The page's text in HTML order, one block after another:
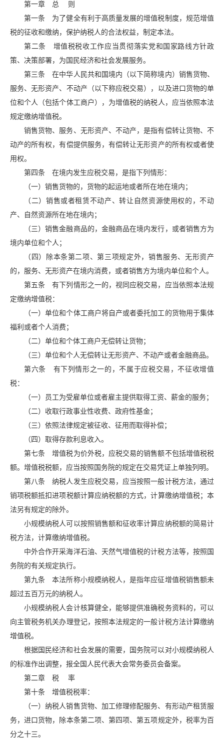
第一章 总 则
第一条 为了健全有利于高质量发展的增值税制度，规范增值
税的征收和缴纳，保护纳税人的合法权益，制定本法。
第二条 增值税税收工作应当贯彻落实党和国家路线方针政
策、决策部署，为国民经济和社会发展服务。
第三条 在中华人民共和国境内（以下简称境内）销售货物、
服务、无形资产、不动产（以下称应税交易），以及进口货物的单
位和个人（包括个体工商户），为增值税的纳税人，应当依照本法
规定缴纳增值税。
销售货物、服务、无形资产、不动产，是指有偿转让货物、不
动产的所有权，有偿提供服务，有偿转让无形资产的所有权或者使
用权。
第四条 在境内发生应税交易，是指下列情形：
（一）销售货物的，货物的起运地或者所在地在境内；
（二）销售或者租赁不动产、转让自然资源使用权的，不动
产、自然资源所在地在境内；
（三）销售金融商品的，金融商品在境内发行，或者销售方为
境内单位和个人；
（四）除本条第二项、第三项规定外，销售服务、无形资产
的，服务、无形资产在境内消费，或者销售方为境内单位和个人。
第五条 有下列情形之一的，视同应税交易，应当依照本法规
定缴纳增值税：
（一）单位和个体工商户将自产或者委托加工的货物用于集体
福利或者个人消费；
（二）单位和个体工商户无偿转让货物；
（三）单位和个人无偿转让无形资产、不动产或者金融商品。
第六条 有下列情形之一的，不属于应税交易，不征收增值
税：
（一）员工为受雇单位或者雇主提供取得工资、薪金的服务；
（二）收取行政事业性收费、政府性基金；
（三）依照法律规定被征收、征用而取得补偿；
（四）取得存款利息收入。
第七条 增值税为价外税，应税交易的销售额不包括增值税税
额。增值税税额，应当按照国务院的规定在交易凭证上单独列明。
第八条 纳税人发生应税交易，应当按照一般计税方法，通过
销项税额抵扣进项税额计算应纳税额的方式，计算缴纳增值税；本
法另有规定的除外。
小规模纳税人可以按照销售额和征收率计算应纳税额的简易计
税方法，计算缴纳增值税。
中外合作开采海洋石油、天然气增值税的计税方法等，按照国
务院的有关规定执行。
第九条 本法所称小规模纳税人，是指年应征增值税销售额未
超过五百万元的纳税人。
小规模纳税人会计核算健全，能够提供准确税务资料的，可以
向主管税务机关办理登记，按照本法规定的一般计税方法计算缴纳
增值税。
根据国民经济和社会发展的需要，国务院可以对小规模纳税人
的标准作出调整，报全国人民代表大会常务委员会备案。
第二章 税 率
第十条 增值税税率：
（一）纳税人销售货物、加工修理修配服务、有形动产租赁服
务，进口货物，除本条第二项、第四项、第五项规定外，税率为百
分之十三。